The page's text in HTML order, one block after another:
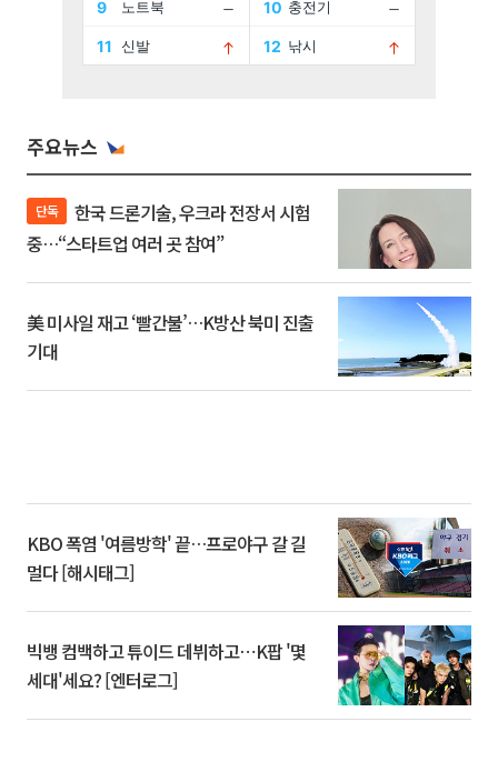
주요뉴스
단독
중…“스타트업 여러 곳 참여”
美 미사일 재고 ‘빨간불’…K방산 북미 진출
기대
KBO 폭염 '여름방학' 끝…프로야구 갈 길
멀다 [해시태그]
빅뱅 컴백하고 튜이드 데뷔하고⋯K팝 '몇
세대'세요? [엔터로그]